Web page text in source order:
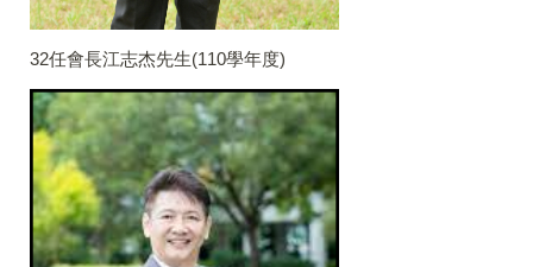
32任會長江志杰先生(110學年度)